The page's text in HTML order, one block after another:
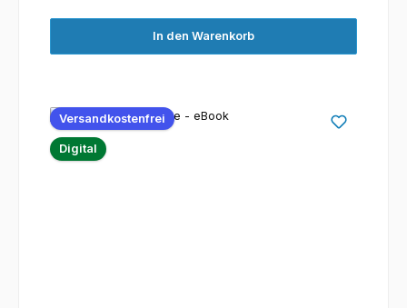
In den Warenkorb
Versandkostenfrei
Digital